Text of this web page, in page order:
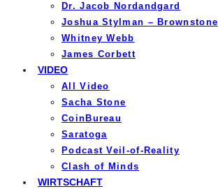
Dr. Jacob Nordandgard
Joshua Stylman – Brownstone
Whitney Webb
James Corbett
VIDEO
All Video
Sacha Stone
CoinBureau
Saratoga
Podcast Veil-of-Reality
Clash of Minds
WIRTSCHAFT